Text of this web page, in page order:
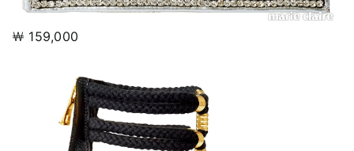
￦ 159,000